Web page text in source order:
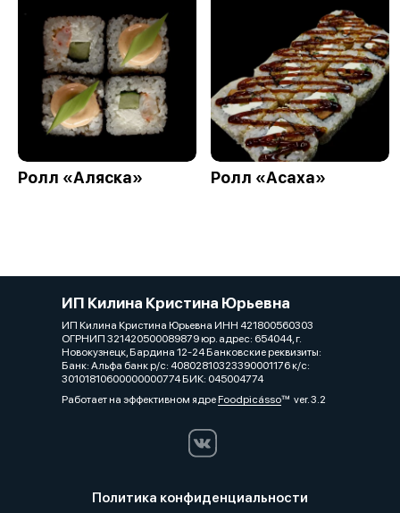
Ролл «Аляска» Ролл «Асаха»
ИП Килина Кристина Юрьевна
ИП Килина Кристина Юрьевна ИНН 421800560303
ОГРНИП 321420500089879 юр. адрес: 654044, г.
Новокузнецк, Бардина 12-24 Банковские реквизиты:
Банк: Альфа банк р/с: 40802810323390001176 к/с:
30101810600000000774 БИК: 045004774
Работает на эффективном ядреFoodpicássover. 3.2
Политика конфиденциальности